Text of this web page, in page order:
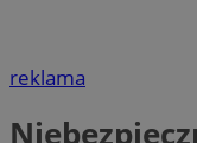
reklama